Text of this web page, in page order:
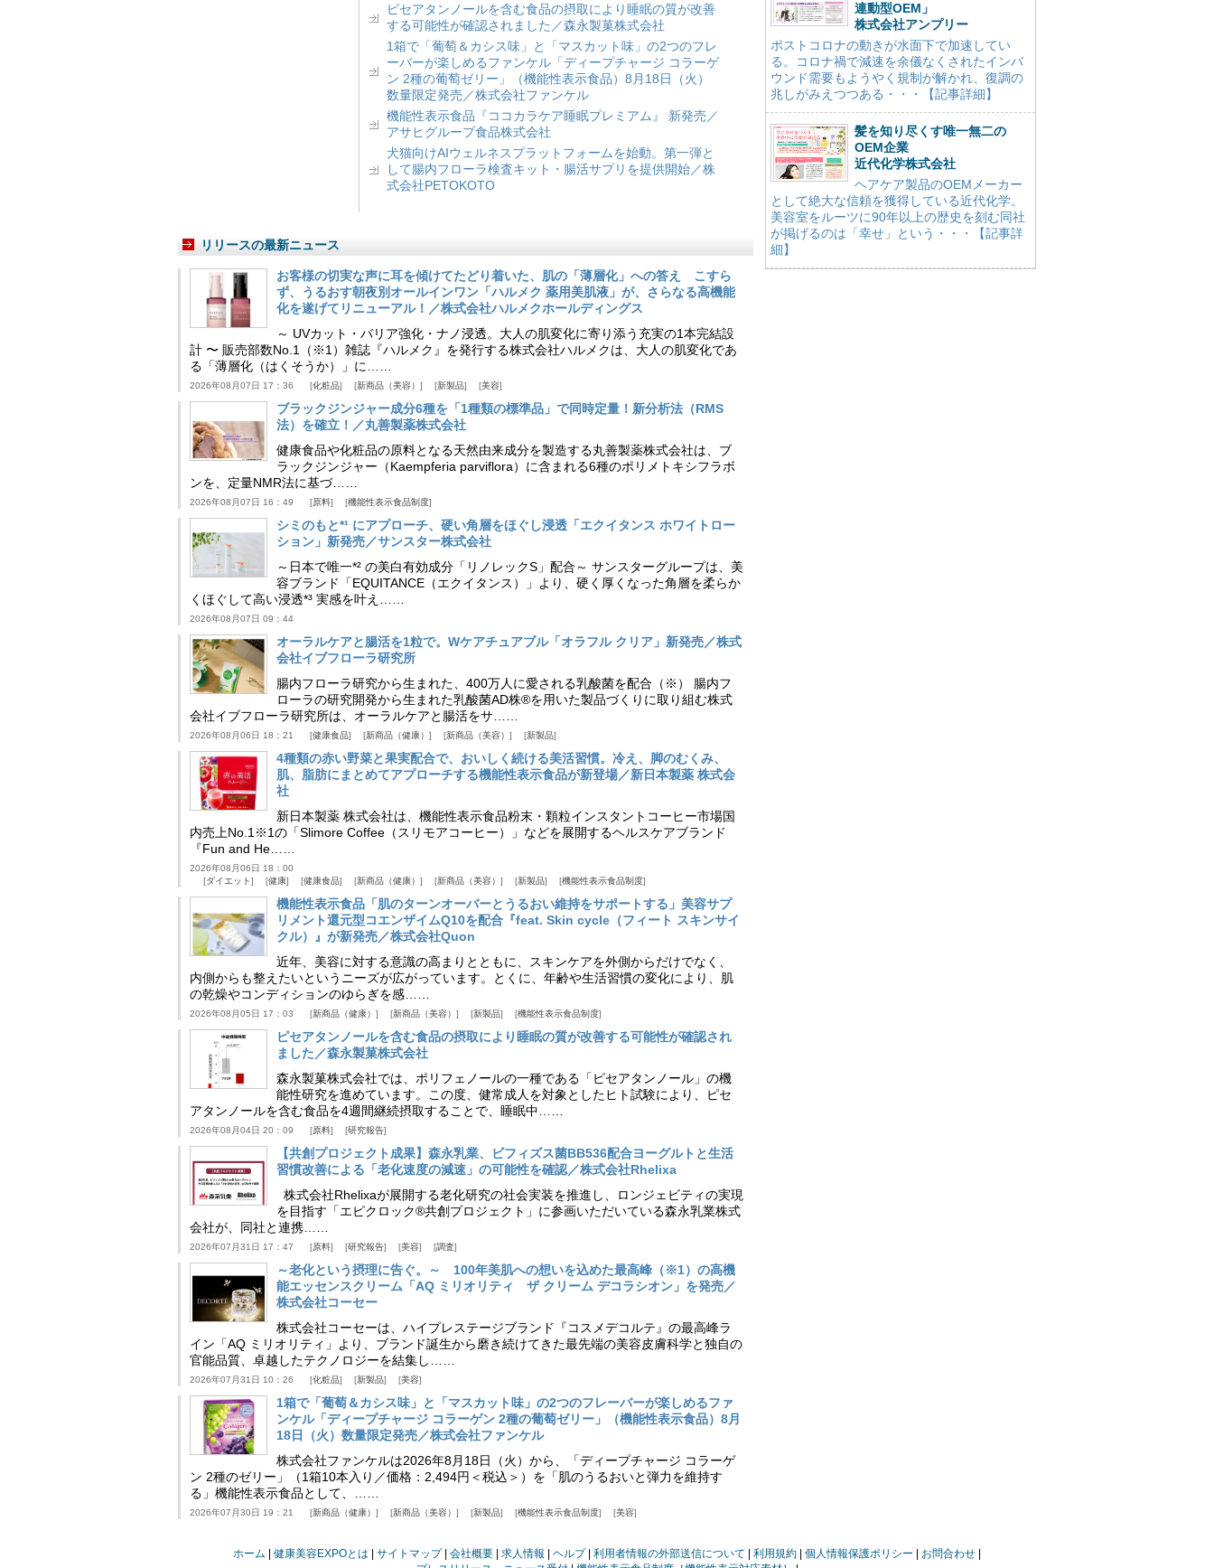
ピセアタンノールを含む食品の摂取により睡眠の質が改善
する可能性が確認されました／森永製菓株式会社
1箱で「葡萄＆カシス味」と「マスカット味」の2つのフレ
ーバーが楽しめるファンケル「ディープチャージ コラーゲ
ン 2種の葡萄ゼリー」（機能性表示食品）8月18日（火）
数量限定発売／株式会社ファンケル
機能性表示食品『ココカラケア睡眠プレミアム』 新発売／
アサヒグループ食品株式会社
犬猫向けAIウェルネスプラットフォームを始動。第一弾と
して腸内フローラ検査キット・腸活サプリを提供開始／株
式会社PETOKOTO
リリースの最新ニュース
お客様の切実な声に耳を傾けてたどり着いた、肌の「薄層化」への答え こすら
ず、うるおす朝夜別オールインワン「ハルメク 薬用美肌液」が、さらなる高機能
化を遂げてリニューアル！／株式会社ハルメクホールディングス
～ UVカット・バリア強化・ナノ浸透。大人の肌変化に寄り添う充実の1本完結設
計 〜 販売部数No.1（※1）雑誌『ハルメク』を発行する株式会社ハルメクは、大人の肌変化であ
る「薄層化（はくそうか）」に……
2026年08月07日 17：36 化粧品 新商品（美容） 新製品 美容
ブラックジンジャー成分6種を「1種類の標準品」で同時定量！新分析法（RMS
法）を確立！／丸善製薬株式会社
健康食品や化粧品の原料となる天然由来成分を製造する丸善製薬株式会社は、ブ
ラックジンジャー（Kaempferia parviflora）に含まれる6種のポリメトキシフラボ
ンを、定量NMR法に基づ……
2026年08月07日 16：49 原料 機能性表示食品制度
シミのもと*¹ にアプローチ、硬い角層をほぐし浸透「エクイタンス ホワイトロー
ション」新発売／サンスター株式会社
～日本で唯一*² の美白有効成分「リノレックS」配合～ サンスターグループは、美
容ブランド「EQUITANCE（エクイタンス）」より、硬く厚くなった角層を柔らか
くほぐして高い浸透*³ 実感を叶え……
2026年08月07日 09：44
オーラルケアと腸活を1粒で。Wケアチュアブル「オラフル クリア」新発売／株式
会社イブフローラ研究所
腸内フローラ研究から生まれた、400万人に愛される乳酸菌を配合（※） 腸内フ
ローラの研究開発から生まれた乳酸菌AD株®を用いた製品づくりに取り組む株式
会社イブフローラ研究所は、オーラルケアと腸活をサ……
2026年08月06日 18：21 健康食品 新商品（健康） 新商品（美容） 新製品
4種類の赤い野菜と果実配合で、おいしく続ける美活習慣。冷え、脚のむくみ、
肌、脂肪にまとめてアプローチする機能性表示食品が新登場／新日本製薬 株式会
社
新日本製薬 株式会社は、機能性表示食品粉末・顆粒インスタントコーヒー市場国
内売上No.1※1の「Slimore Coffee（スリモアコーヒー）」などを展開するヘルスケアブランド
『Fun and He……
2026年08月06日 18：00
ダイエット
健康 健康食品 新商品（健康） 新商品（美容） 新製品 機能性表示食品制度
機能性表示食品「肌のターンオーバーとうるおい維持をサポートする」美容サプ
リメント還元型コエンザイムQ10を配合『feat. Skin cycle（フィート スキンサイ
クル）』が新発売／株式会社Quon
近年、美容に対する意識の高まりとともに、スキンケアを外側からだけでなく、
内側からも整えたいというニーズが広がっています。とくに、年齢や生活習慣の変化により、肌
の乾燥やコンディションのゆらぎを感……
2026年08月05日 17：03 新商品（健康） 新商品（美容） 新製品 機能性表示食品制度
ピセアタンノールを含む食品の摂取により睡眠の質が改善する可能性が確認され
ました／森永製菓株式会社
森永製菓株式会社では、ポリフェノールの一種である「ピセアタンノール」の機
能性研究を進めています。この度、健常成人を対象としたヒト試験により、ピセ
アタンノールを含む食品を4週間継続摂取することで、睡眠中……
2026年08月04日 20：09 原料 研究報告
【共創プロジェクト成果】森永乳業、ビフィズス菌BB536配合ヨーグルトと生活
習慣改善による「老化速度の減速」の可能性を確認／株式会社Rhelixa
株式会社Rhelixaが展開する老化研究の社会実装を推進し、ロンジェビティの実現
を目指す「エピクロック®共創プロジェクト」に参画いただいている森永乳業株式
会社が、同社と連携……
2026年07月31日 17：47 原料 研究報告 美容 調査
～老化という摂理に告ぐ。～ 100年美肌への想いを込めた最高峰（※1）の高機
能エッセンスクリーム「AQ ミリオリティ ザ クリーム デコラシオン」を発売／
株式会社コーセー
株式会社コーセーは、ハイプレステージブランド『コスメデコルテ』の最高峰ラ
イン「AQ ミリオリティ」より、ブランド誕生から磨き続けてきた最先端の美容皮膚科学と独自の
官能品質、卓越したテクノロジーを結集し……
2026年07月31日 10：26 化粧品 新製品 美容
1箱で「葡萄＆カシス味」と「マスカット味」の2つのフレーバーが楽しめるファ
ンケル「ディープチャージ コラーゲン 2種の葡萄ゼリー」（機能性表示食品）8月
18日（火）数量限定発売／株式会社ファンケル
株式会社ファンケルは2026年8月18日（火）から、「ディープチャージ コラーゲ
ン 2種のゼリー」（1箱10本入り／価格：2,494円＜税込＞）を「肌のうるおいと弾力を維持す
る」機能性表示食品として、……
2026年07月30日 19：21 新商品（健康） 新商品（美容） 新製品 機能性表示食品制度 美容
連動型OEM」
株式会社アンプリー
ポストコロナの動きが水面下で加速してい
る。コロナ禍で減速を余儀なくされたインバ
ウンド需要もようやく規制が解かれ、復調の
兆しがみえつつある・・・【記事詳細】
髪を知り尽くす唯一無二の
OEM企業
近代化学株式会社
ヘアケア製品のOEMメーカー
として絶大な信頼を獲得している近代化学。
美容室をルーツに90年以上の歴史を刻む同社
が掲げるのは「幸せ」という・・・【記事詳
細】
ホーム 健康美容EXPOとは サイトマップ 会社概要 求人情報 ヘルプ 利用者情報の外部送信について 利用規約 個人情報保護ポリシー
お問合わせ